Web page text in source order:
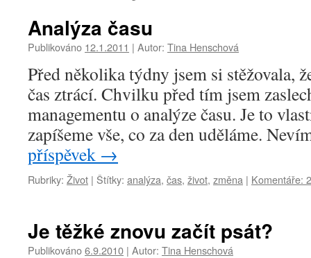
Analýza času
Publikováno 12.1.2011 | Autor: Tina Henschová
Před několika týdny jsem si stěžovala,
čas ztrácí. Chvilku před tím jsem
managementu o analýze času. Je to
zapíšeme vše, co za den uděláme.
příspěvek →
Rubriky: Život | Štítky: analýza, čas, život, změna | Komentáře: 2
Je těžké znovu začít psát?
Publikováno6.9.2010 | Autor: Tina Henschová